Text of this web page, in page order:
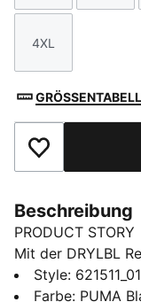
Größe
4XL
Zu Favoriten
Beschreibung
PRODUCT STORY
Mit der DRYLBL
schlechtem Wetter
Regenjacke im
Style: 621511_01
Farbe: PUMA